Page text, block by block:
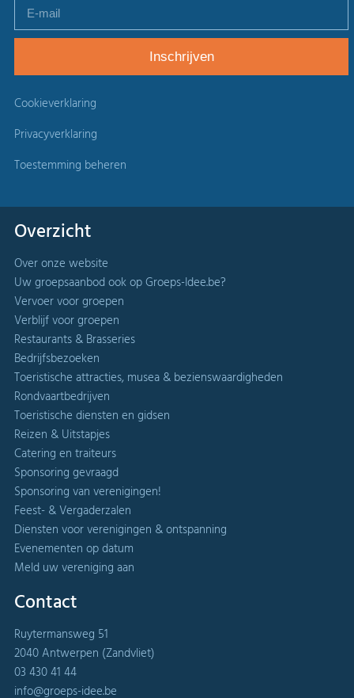
Cookieverklaring
Privacyverklaring
Toestemming beheren
Overzicht
Over onze website
Uw groepsaanbod ook op Groeps-Idee.be?
Vervoer voor groepen
Verblijf voor groepen
Restaurants & Brasseries
Bedrijfsbezoeken
Toeristische attracties, musea & bezienswaardigheden
Rondvaartbedrijven
Toeristische diensten en gidsen
Reizen & Uitstapjes
Catering en traiteurs
Sponsoring gevraagd
Sponsoring van verenigingen!
Feest- & Vergaderzalen
Diensten voor verenigingen & ontspanning
Evenementen op datum
Meld uw vereniging aan
Contact
Ruytermansweg 51
2040 Antwerpen (Zandvliet)
03 430 41 44
info@groeps-idee.be